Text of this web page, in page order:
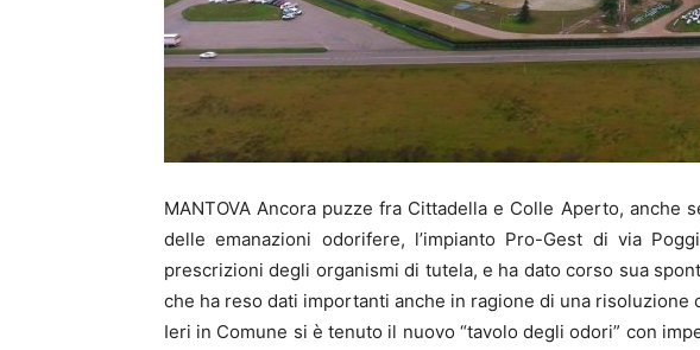
MANTOVA Ancora puzze fra Cittadella e Colle Aperto, anche
delle emanazioni odorifere, l’impianto Pro-Gest di via
prescrizioni degli organismi di tutela, e ha dato corso sua
che ha reso dati importanti anche in ragione di una risoluzione
Ieri in Comune si è tenuto il nuovo “tavolo degli odori” con